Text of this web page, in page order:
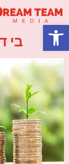
בי
פתח סרגל נגישות